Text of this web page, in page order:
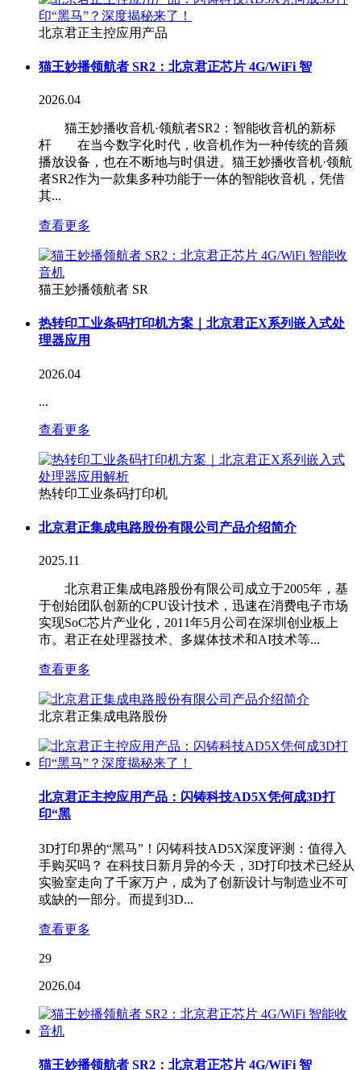
北京君正主控应用产品
猫王妙播领航者 SR2：北京君正芯片 4G/WiFi 智
2026.04
猫王妙播收音机·领航者SR2：智能收音机的新标
杆 在当今数字化时代，收音机作为一种传统的音频
播放设备，也在不断地与时俱进。猫王妙播收音机·领航
者SR2作为一款集多种功能于一体的智能收音机，凭借
其...
查看更多
猫王妙播领航者 SR
热转印工业条码打印机方案｜北京君正X系列嵌入式处
理器应用
2026.04
...
查看更多
热转印工业条码打印机
北京君正集成电路股份有限公司产品介绍简介
2025.11
北京君正集成电路股份有限公司成立于2005年，基
于创始团队创新的CPU设计技术，迅速在消费电子市场
实现SoC芯片产业化，2011年5月公司在深圳创业板上
市。君正在处理器技术、多媒体技术和AI技术等...
查看更多
北京君正集成电路股份
北京君正主控应用产品：闪铸科技AD5X凭何成3D打
印“黑
3D打印界的“黑马”！闪铸科技AD5X深度评测：值得入
手购买吗？ 在科技日新月异的今天，3D打印技术已经从
实验室走向了千家万户，成为了创新设计与制造业不可
或缺的一部分。而提到3D...
查看更多
29
2026.04
猫王妙播领航者 SR2：北京君正芯片 4G/WiFi 智